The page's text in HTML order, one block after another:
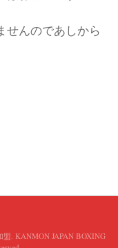
せんのであしから
. KANMON JAPAN BOXING